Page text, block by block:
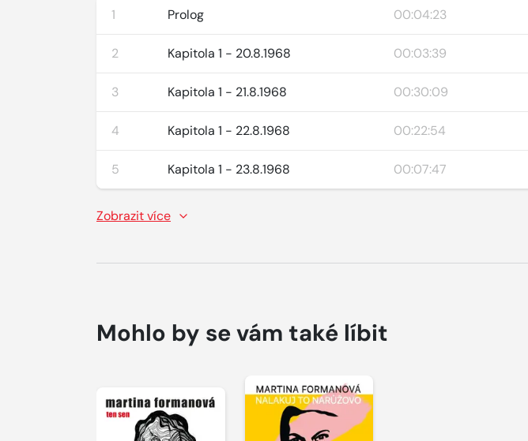
1 Prolog 00:04:23
2 Kapitola 1 - 20.8.1968 00:03:39
3 Kapitola 1 - 21.8.1968 00:30:09
4 Kapitola 1 - 22.8.1968 00:22:54
5 Kapitola 1 - 23.8.1968 00:07:47
Zobrazit více
Mohlo by se vám také líbit
Přehrát
ukázku